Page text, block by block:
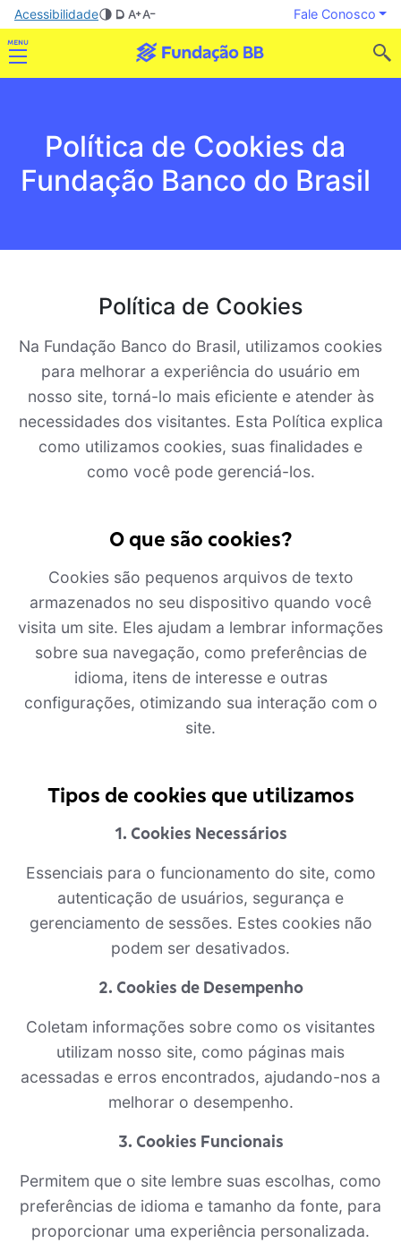
Acessibilidade Fale Conosco
Política de Cookies da
Fundação Banco do Brasil
Política de Cookies
Na Fundação Banco do Brasil, utilizamos cookies
para melhorar a experiência do usuário em
nosso site, torná-lo mais eficiente e atender às
necessidades dos visitantes. Esta Política explica
como utilizamos cookies, suas finalidades e
como você pode gerenciá-los.
O que são cookies?
Cookies são pequenos arquivos de texto
armazenados no seu dispositivo quando você
visita um site. Eles ajudam a lembrar informações
sobre sua navegação, como preferências de
idioma, itens de interesse e outras
configurações, otimizando sua interação com o
site.
Tipos de cookies que utilizamos
1. Cookies Necessários
Essenciais para o funcionamento do site, como
autenticação de usuários, segurança e
gerenciamento de sessões. Estes cookies não
podem ser desativados.
2. Cookies de Desempenho
Coletam informações sobre como os visitantes
utilizam nosso site, como páginas mais
acessadas e erros encontrados, ajudando-nos a
melhorar o desempenho.
3. Cookies Funcionais
Permitem que o site lembre suas escolhas, como
preferências de idioma e tamanho da fonte, para
proporcionar uma experiência personalizada.